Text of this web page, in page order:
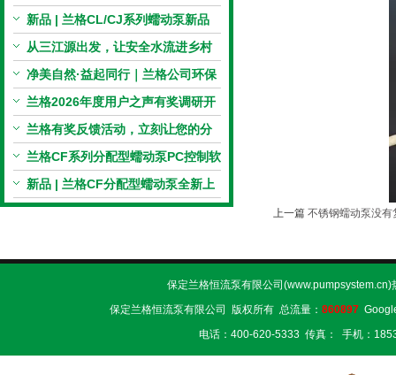
新品 | 兰格CL/CJ系列蠕动泵新品
上市，小巧机身，大有可为！
从三江源出发，让安全水流进乡村
校园 | 兰格×吾水高原公益行
净美自然·益起同行｜兰格公司环保
捡拾公益活动圆满举行
兰格2026年度用户之声有奖调研开
启，京东E卡免费送！
兰格有奖反馈活动，立刻让您的分
享变成惊喜！
兰格CF系列分配型蠕动泵PC控制软
件免费版发布！即日起，通过即可
下载！
新品 | 兰格CF分配型蠕动泵全新上
市，智控每一滴！
上一篇 不锈钢蠕动泵没
保定兰格恒流泵有限公司(www.pumpsystem.cn)
保定兰格恒流泵有限公司 版权所有 总流量： 860897
电话：400-620-5333 传真： 手机：